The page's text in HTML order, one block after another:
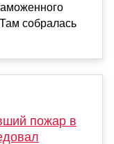
собралась
пожар в